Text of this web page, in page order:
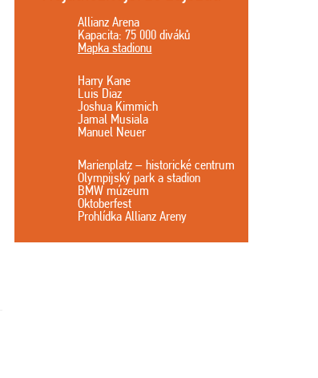
Allianz Arena
Kapacita: 75 000 diváků
Mapka stadionu
Harry Kane
Luis Diaz
Joshua Kimmich
Jamal Musiala
Manuel Neuer
Marienplatz – historické centrum
Olympijský park a stadion
BMW múzeum
Oktoberfest
Prohlídka Allianz Areny